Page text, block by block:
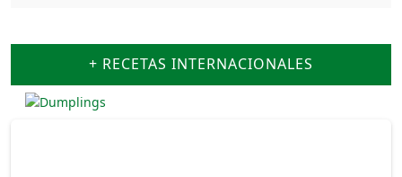
+ RECETAS INTERNACIONALES